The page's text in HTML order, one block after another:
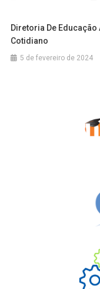
Diretoria De
Cotidiano
5 de fevereiro de 2024